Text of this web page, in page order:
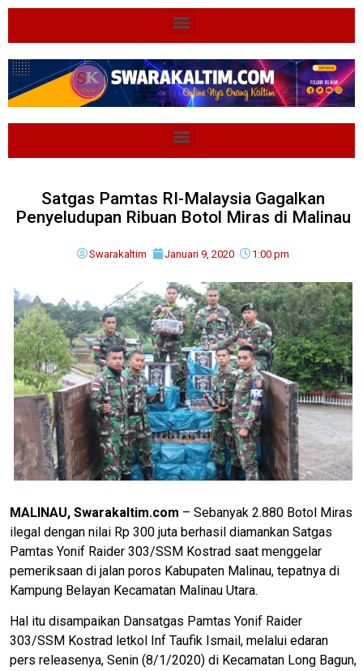
Satgas Pamtas RI-Malaysia Gagalkan
Penyeludupan Ribuan Botol Miras di Malinau
Swarakaltim Januari 9, 2020 1:00 pm
MALINAU, Swarakaltim.com – Sebanyak 2.880 Botol Miras
ilegal dengan nilai Rp 300 juta berhasil diamankan Satgas
Pamtas Yonif Raider 303/SSM Kostrad saat menggelar
pemeriksaan di jalan poros Kabupaten Malinau, tepatnya di
Kampung Belayan Kecamatan Malinau Utara.
Hal itu disampaikan Dansatgas Pamtas Yonif Raider
303/SSM Kostrad letkol Inf Taufik Ismail, melalui edaran
pers releasenya, Senin (8/1/2020) di Kecamatan Long Bagun,